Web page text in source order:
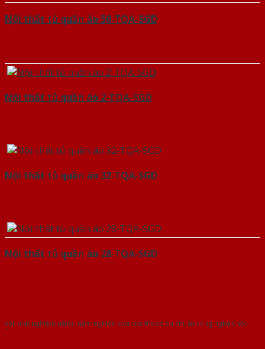
Nội thất tủ quần áo 50-TQA-SGD
Nội thất tủ quần áo 2-TQA-SGD
Nội thất tủ quần áo 32-TQA-SGD
Nội thất tủ quần áo 28-TQA-SGD
Với kinh nghiệm nhiêu năm nghiên cứu cửa theo tiêu chuẩn công nghệ Châu